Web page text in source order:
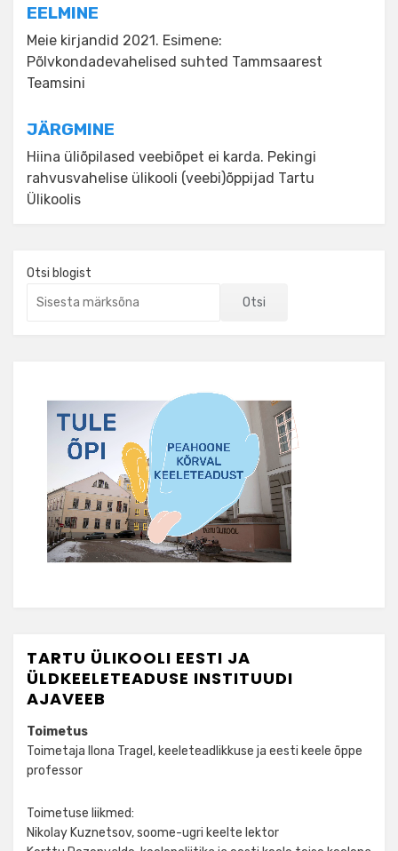
Navigeerimine
EELMINE
Meie kirjandid 2021. Esimene:
Põlvkondadevahelised suhted Tammsaarest
Teamsini
JÄRGMINE
Hiina üliõpilased veebiõpet ei karda. Pekingi
rahvusvahelise ülikooli (veebi)õppijad Tartu
Ülikoolis
Otsi blogist
Otsi
TARTU ÜLIKOOLI EESTI JA
ÜLDKEELETEADUSE INSTITUUDI
AJAVEEB
Toimetus
Toimetaja Ilona Tragel, keeleteadlikkuse ja eesti keele õppe
professor
Toimetuse liikmed:
Nikolay Kuznetsov, soome-ugri keelte lektor